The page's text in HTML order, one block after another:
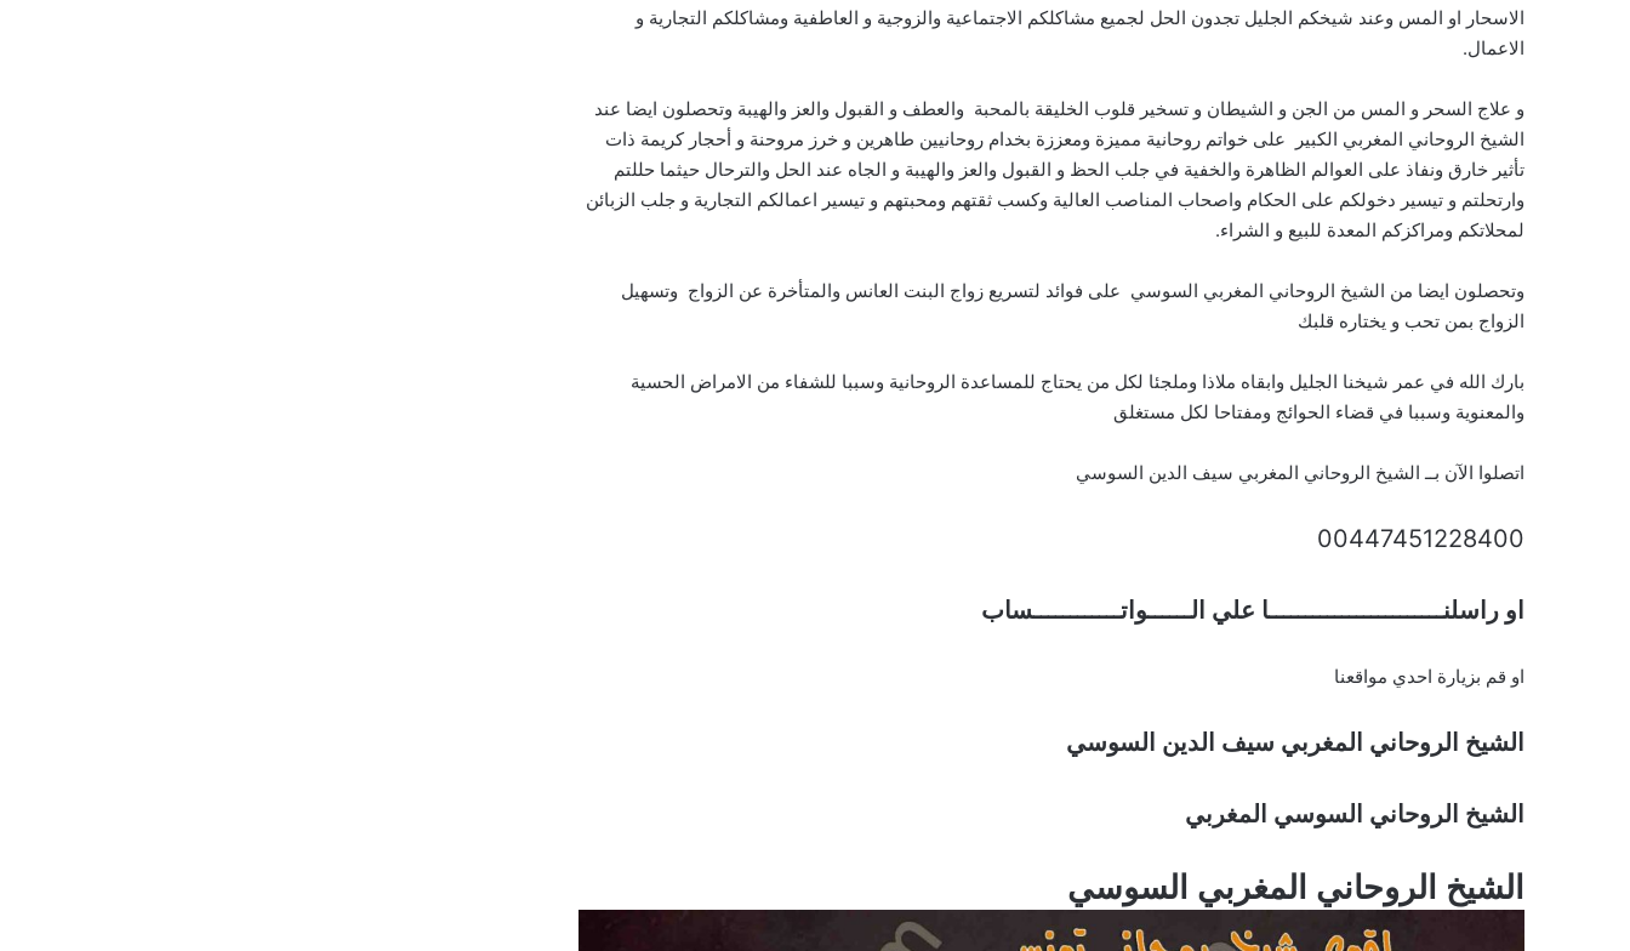
الاسحار او المس وعند شيخكم الجليل تجدون الحل لجميع مشاكلكم الاجتماعية والزوجية و العاطفية ومشاكلكم التجارية و
الاعمال.
و علاج السحر و المس من الجن و الشيطان و تسخير قلوب الخليقة بالمحبة والعطف و القبول والعز والهيبة وتحصلون ايضا عند
الشيخ الروحاني المغربي الكبير على خواتم روحانية مميزة ومعززة بخدام روحانيين طاهرين و خرز مروحنة و أحجار كريمة ذات
تأثير خارق ونفاذ على العوالم الظاهرة والخفية في جلب الحظ و القبول والعز والهيبة و الجاه عند الحل والترحال حيثما حللتم
وارتحلتم و تيسير دخولكم على الحكام واصحاب المناصب العالية وكسب ثقتهم ومحبتهم و تيسير اعمالكم التجارية و جلب الزبائن
لمحلاتكم ومراكزكم المعدة للبيع و الشراء.
وتحصلون ايضا من الشيخ الروحاني المغربي السوسي على فوائد لتسريع زواج البنت العانس والمتأخرة عن الزواج وتسهيل
الزواج بمن تحب و يختاره قلبك
بارك الله في عمر شيخنا الجليل وابقاه ملاذا وملجئا لكل من يحتاج للمساعدة الروحانية وسببا للشفاء من الامراض الحسية
والمعنوية وسببا في قضاء الحوائج ومفتاحا لكل مستغلق
اتصلوا الآن بــ الشيخ الروحاني المغربي سيف الدين السوسي
00447451228400
او راسلنــــــــــــــــــــــــا علي الــــــواتــــــــــــساب
او قم بزيارة احدي مواقعنا
الشيخ الروحاني المغربي سيف الدين السوسي
الشيخ الروحاني السوسي المغربي
الشيخ الروحاني المغربي السوسي